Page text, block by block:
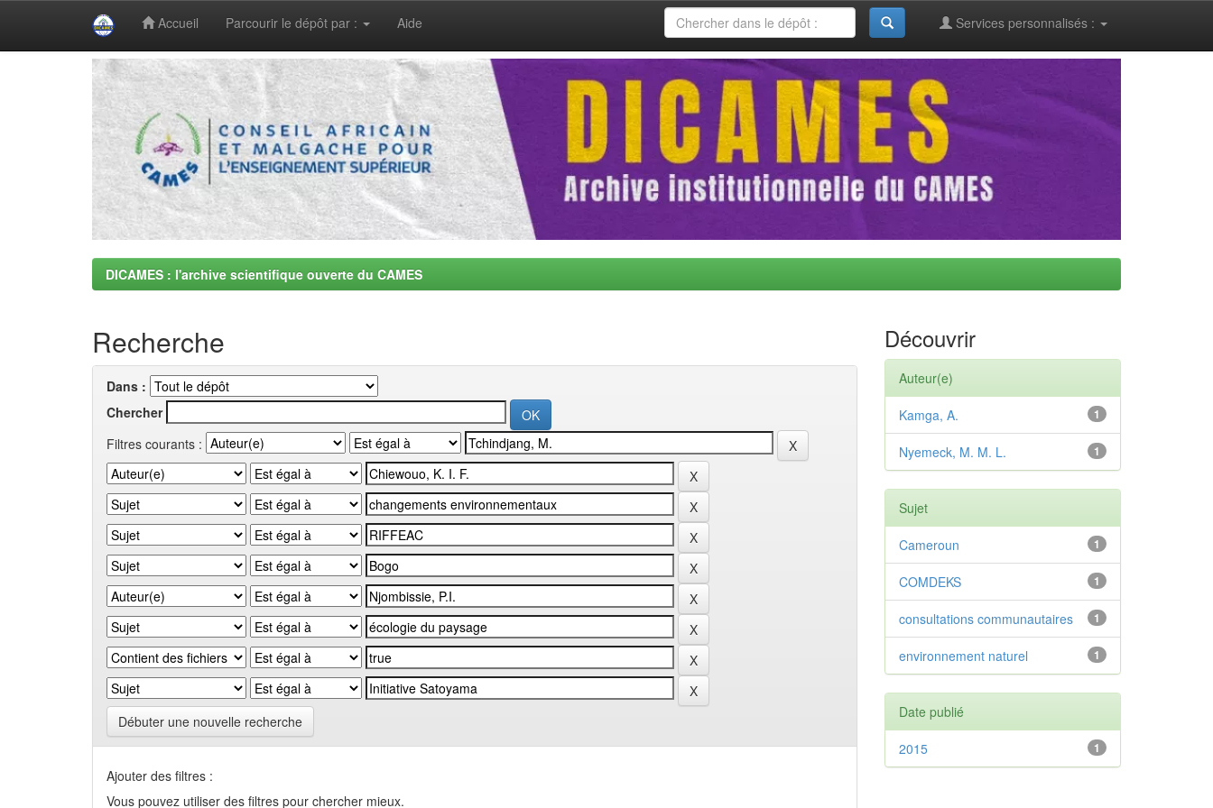
Accueil Parcourir le dépôt par : Aide Services personnalisés :
DICAMES : l'archive scientifique ouverte du CAMES
Recherche
Dans :
Chercher
Filtres courants :
Débuter une nouvelle recherche
Ajouter des filtres :
Vous pouvez utiliser des filtres pour chercher mieux.
Découvrir
Auteur(e)
1
Kamga, A.
1
Nyemeck, M. M. L.
Sujet
1
Cameroun
1
COMDEKS
1
consultations communautaires
1
environnement naturel
Date publié
1
2015